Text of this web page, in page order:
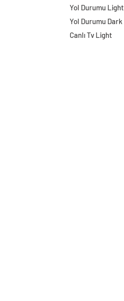
Yol Durumu Light
Yol Durumu Dark
Canlı Tv Light